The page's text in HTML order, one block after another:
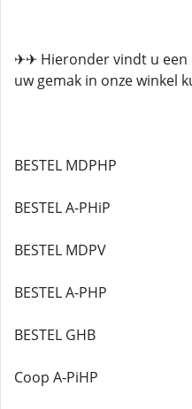
✈✈ Hieronder vindt u
uw gemak in onze winkel
BESTEL MDPHP
BESTEL A-PHiP
BESTEL MDPV
BESTEL A-PHP
BESTEL GHB
Coop A-PiHP